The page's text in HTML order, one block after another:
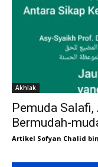
Akhlak
Pemuda Salafi,
Bermudah-
Artikel Sofyan Chalid